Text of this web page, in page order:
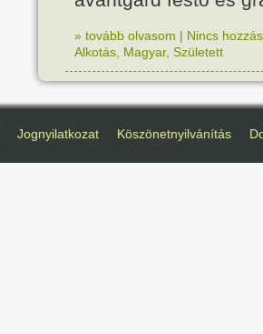
» tovább olvasom | Nincs
Alkotás Magyar, Született
Jognyilatkozat Köszönetnyilvánítás